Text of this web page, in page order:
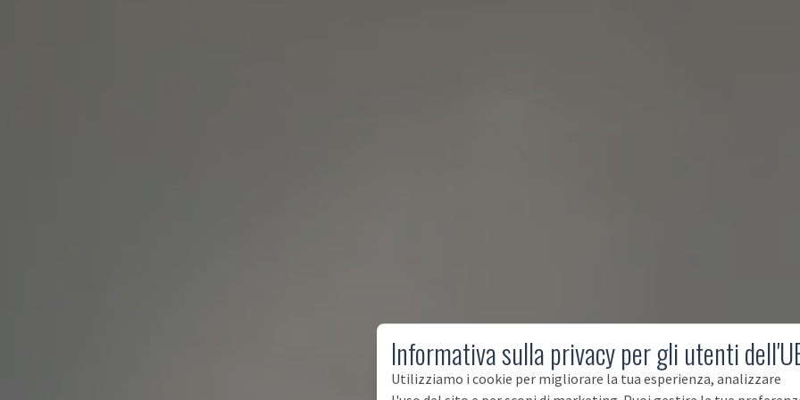
Informativa sulla privacy per gli utenti
Utilizziamo i cookie per migliorare la tua esperienza, analizzare